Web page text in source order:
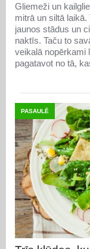
Gliemeži un
mitrā un siltā
jaunos stādus un
naktīs. Taču to
veikalā nopērkami
pagatavot no tā,
PASAULĒ